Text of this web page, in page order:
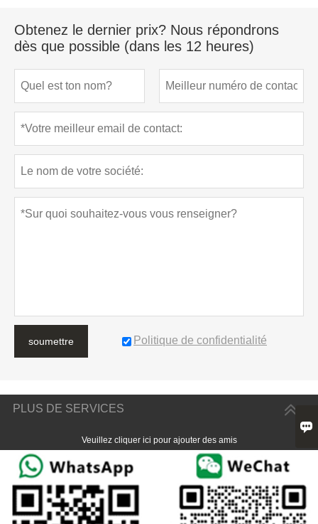
Obtenez le dernier prix? Nous répondrons
dès que possible (dans les 12 heures)
soumettre Politique de confidentialité
PLUS DE SERVICES
Veuillez cliquer ici pour ajouter des amis
